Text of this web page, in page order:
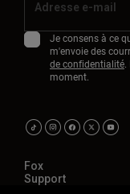
Je consens à ce
m'envoie des
de confidentialité.
moment.
Fox
Support